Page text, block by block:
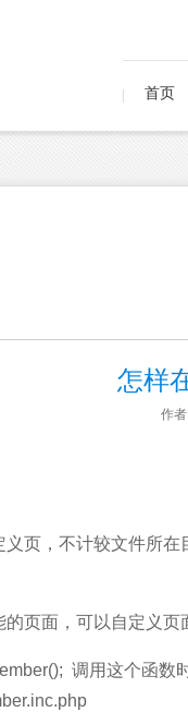
首页
怎样
作
页，不计较文件所
的页面，可以自定义
调用这个函数